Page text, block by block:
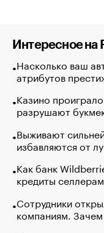
Интересное на
Насколько ваш
атрибутов
Казино
разрушают
Выживают
избавляются от
Как банк
кредиты
Сотрудники
компаниям.